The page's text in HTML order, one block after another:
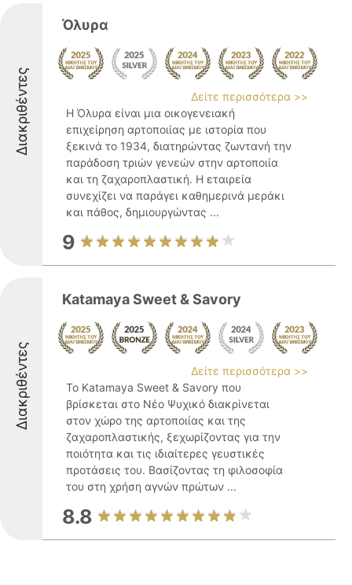
Διακριθέντες
Όλυρα
Δείτε περισσότερα >>
Η Όλυρα είναι μια οικογενειακή
επιχείρηση αρτοποιίας με ιστορία που
ξεκινά το 1934, διατηρώντας ζωντανή την
παράδοση τριών γενεών στην αρτοποιία
και τη ζαχαροπλαστική. Η εταιρεία
συνεχίζει να παράγει καθημερινά μεράκι
και πάθος, δημιουργώντας ...
9
Διακριθέντες
Katamaya Sweet & Savory
Δείτε περισσότερα >>
Το Katamaya Sweet & Savory που
βρίσκεται στο Νέο Ψυχικό διακρίνεται
στον χώρο της αρτοποιίας και της
ζαχαροπλαστικής, ξεχωρίζοντας για την
ποιότητα και τις ιδιαίτερες γευστικές
προτάσεις του. Βασίζοντας τη φιλοσοφία
του στη χρήση αγνών πρώτων ...
8.8